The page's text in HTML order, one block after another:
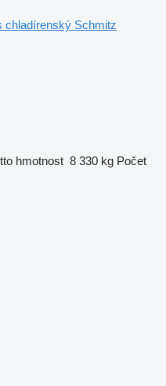
chladírenský Schmitz
hmotnost 8 330 kg Počet